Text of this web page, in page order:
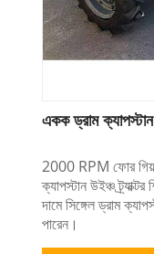
একক ড্রাম ক্যাপস্টান
2000 RPM ফোর
ক্যাপস্টান উইঞ্চ
দামে সিঙ্গেল ড্রাম
পারেন।